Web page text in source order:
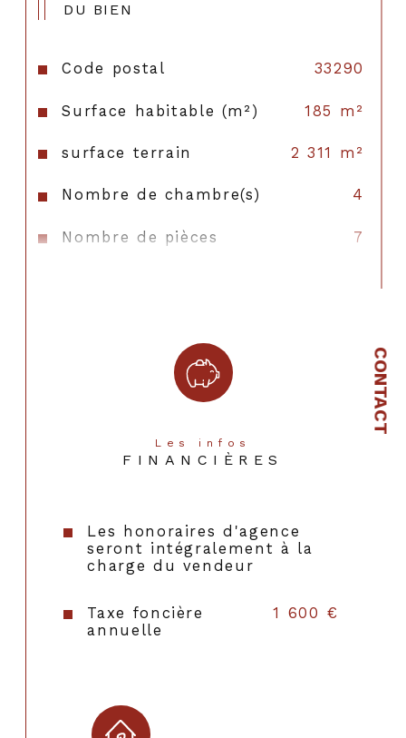
CONTACT
DU BIEN
Code postal 33290
Surface habitable (m²) 185 m²
surface terrain 2 311 m²
Nombre de chambre(s) 4
Nombre de pièces
7
Mode de chauffage
Type de chauffage
Format de chauffage
Année de construction
Les infos
FINANCIÈRES
Les honoraires d'agence
seront intégralement à la
charge du vendeur
Taxe foncière
annuelle
1 600 €